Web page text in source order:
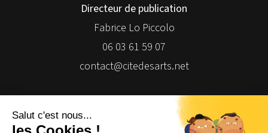
Directeur de publication
Fabrice Lo Piccolo
06 03 61 59 07
contact@citedesarts.net